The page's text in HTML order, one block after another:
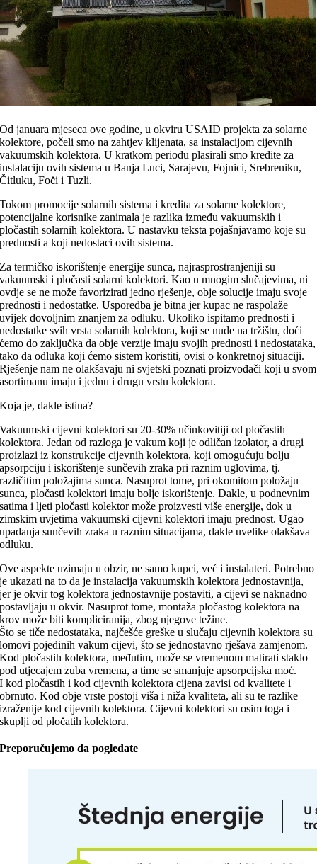
Od januara mjeseca ove godine, u okviru USAID projekta za solarne
kolektore, počeli smo na zahtjev klijenata, sa instalacijom cijevnih
vakuumskih kolektora. U kratkom periodu plasirali smo kredite za
instalaciju ovih sistema u Banja Luci, Sarajevu, Fojnici, Srebreniku,
Čitluku, Foči i Tuzli.
Tokom promocije solarnih sistema i kredita za solarne kolektore,
potencijalne korisnike zanimala je razlika između vakuumskih i
pločastih solarnih kolektora. U nastavku teksta pojašnjavamo koje su
prednosti a koji nedostaci ovih sistema.
Za termičko iskorištenje energije sunca, najrasprostranjeniji su
vakuumski i pločasti solarni kolektori. Kao u mnogim slučajevima, ni
ovdje se ne može favorizirati jedno rješenje, obje solucije imaju svoje
prednosti i nedostatke. Usporedba je bitna jer kupac ne raspolaže
uvijek dovoljnim znanjem za odluku. Ukoliko ispitamo prednosti i
nedostatke svih vrsta solarnih kolektora, koji se nude na tržištu, doći
ćemo do zaključka da obje verzije imaju svojih prednosti i nedostataka,
tako da odluka koji ćemo sistem koristiti, ovisi o konkretnoj situaciji.
Rješenje nam ne olakšavaju ni svjetski poznati proizvođači koji u svom
asortimanu imaju i jednu i drugu vrstu kolektora.
Koja je, dakle istina?
Vakuumski cijevni kolektori su 20-30% učinkovitiji od pločastih
kolektora. Jedan od razloga je vakum koji je odličan izolator, a drugi
proizlazi iz konstrukcije cijevnih kolektora, koji omogućuju bolju
apsorpciju i iskorištenje sunčevih zraka pri raznim uglovima, tj.
različitim položajima sunca. Nasuprot tome, pri okomitom položaju
sunca, pločasti kolektori imaju bolje iskorištenje. Dakle, u podnevnim
satima i ljeti pločasti kolektor može proizvesti više energije, dok u
zimskim uvjetima vakuumski cijevni kolektori imaju prednost. Ugao
upadanja sunčevih zraka u raznim situacijama, dakle uvelike olakšava
odluku.
Ove aspekte uzimaju u obzir, ne samo kupci, već i instalateri. Potrebno
je ukazati na to da je instalacija vakuumskih kolektora jednostavnija,
jer je okvir tog kolektora jednostavnije postaviti, a cijevi se naknadno
postavljaju u okvir. Nasuprot tome, montaža pločastog kolektora na
krov može biti kompliciranija, zbog njegove težine.
Što se tiče nedostataka, najčešće greške u slučaju cijevnih kolektora su
lomovi pojedinih vakum cijevi, što se jednostavno rješava zamjenom.
Kod pločastih kolektora, međutim, može se vremenom matirati staklo
pod utjecajem zuba vremena, a time se smanjuje apsorpcijska moć.
I kod pločastih i kod cijevnih kolektora cijena zavisi od kvalitete i
obrnuto. Kod obje vrste postoji viša i niža kvaliteta, ali su te razlike
izraženije kod cijevnih kolektora. Cijevni kolektori su osim toga i
skuplji od pločatih kolektora.
Preporučujemo da pogledate